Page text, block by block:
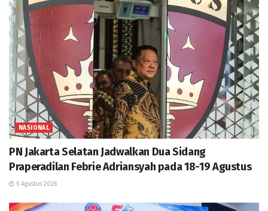
NASIONAL
PN Jakarta Selatan Jadwalkan Dua Sidang
Praperadilan Febrie Adriansyah pada 18-19 Agustus
6 Agustus 2026